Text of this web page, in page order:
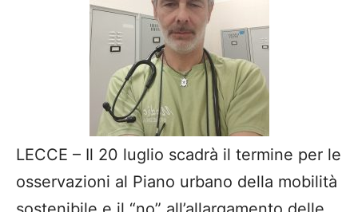
LECCE – Il 20 luglio scadrà il termine per le
osservazioni al Piano urbano della mobilità